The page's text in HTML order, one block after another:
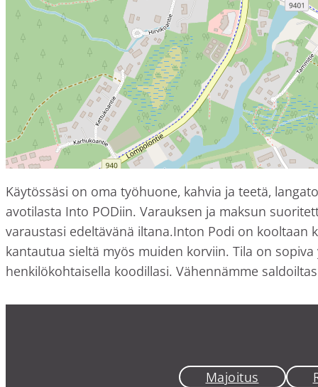
Käytössäsi on oma työhuone, kahvia ja teetä,
avotilasta Into PODiin. Varauksen ja maksun
varaustasi edeltävänä iltana.Inton Podi on
kantautua sieltä myös muiden korviin. Tila on
henkilökohtaisella koodillasi. Vähennämme
Majoitus